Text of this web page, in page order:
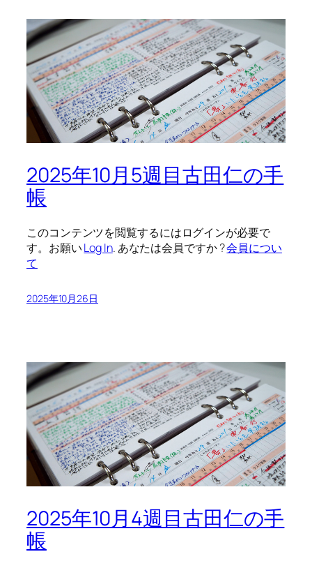
2025年10月5週目古田仁の手
帳
このコンテンツを閲覧するにはログインが必要で
す。お願いLog In. あなたは会員ですか ?会員につい
て
2025年10月26日
2025年10月4週目古田仁の手
帳